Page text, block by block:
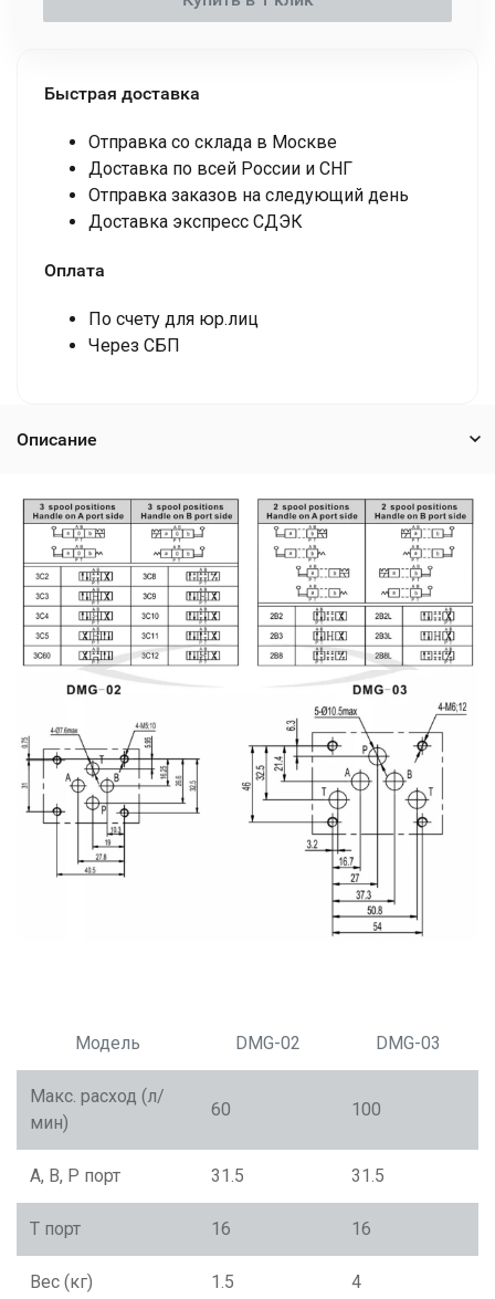
Быстрая доставка
Отправка со склада в Москве
Доставка по всей России и СНГ
Отправка заказов на следующий день
Доставка экспресс СДЭК
Оплата
По счету для юр.лиц
Через СБП
Описание
Модель DMG-02 DMG-03
Макс. расход (л/
мин)
60 100
A, B, P порт 31.5 31.5
T порт 16 16
Вес (кг) 1.5 4